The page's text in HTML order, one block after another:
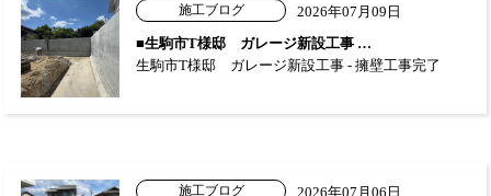
施工ブログ
2026年07月09日
■生駒市T様邸 ガレージ新設工事 …
生駒市T様邸 ガレージ新設工事 - 擁壁工事完了
施工ブログ 2026年07月06日